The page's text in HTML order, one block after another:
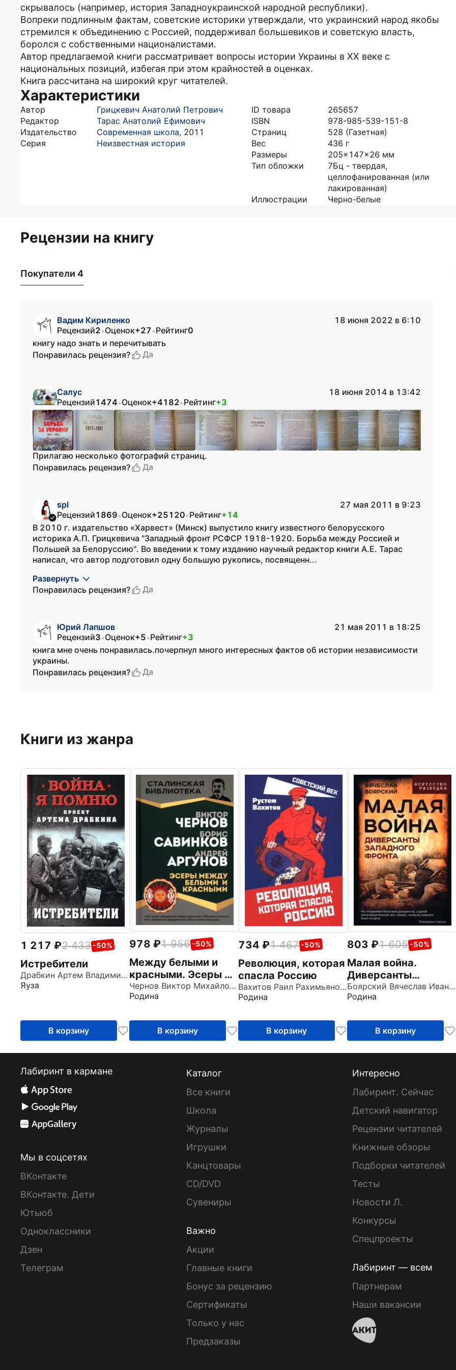
скрывалось (например, история Западноукраинской народной республики).
Вопреки подлинным фактам, советские историки утверждали, что украинский народ якобы
стремился к объединению с Россией, поддерживал большевиков и советскую власть,
боролся с собственными националистами.
Автор предлагаемой книги рассматривает вопросы истории Украины в XX веке с
национальных позиций, избегая при этом крайностей в оценках.
Книга рассчитана на широкий круг читателей.
Характеристики
Автор
Грицкевич Анатолий Петрович
Редактор
Тарас Анатолий Ефимович
Издательство
Современная школа, 2011
Серия
Неизвестная история
ID товара
265657
ISBN
978-985-539-151-8
Страниц
528 (Газетная)
Вес
436 г
Размеры
205x147x26 мм
Тип обложки
7Бц - твердая,
целлофанированная (или
лакированная)
Иллюстрации
Черно-белые
Рецензии на книгу
Покупатели 4
Вадим Кириленко
18 июня 2022 в 6:10
Рецензий2•Оценок+27•Рейтинг0
книгу надо знать и перечитывать
Понравилась рецензия?
Да
Салус
18 июня 2014 в 13:42
Рецензий1474•Оценок+4182•Рейтинг+3
Прилагаю несколько фотографий страниц.
Понравилась рецензия?
Да
spl
27 мая 2011 в 9:23
Рецензий1869•Оценок+25120•Рейтинг+14
В 2010 г. издательство «Харвест» (Минск) выпустило книгу известного белорусского
историка А.П. Грицкевича "Западный фронт РСФСР 1918-1920. Борьба между Россией и
Польшей за Белоруссию". Во введении к тому изданию научный редактор книги А.Е. Тарас
написал, что автор подготовил одну большую рукопись, посвященн...
Развернуть
Понравилась рецензия?
Да
Юрий Лапшов
21 мая 2011 в 18:25
Рецензий3•Оценок+5•Рейтинг+3
книга мне очень понравилась.почерпнул много интересных фактов об истории независимости
украины.
Понравилась рецензия?
Да
Книги из жанра
1 217 2 433 -50%
Истребители
Драбкин Артем Владимирович
Яуза
В корзину
978 1 956 -50%
Между белыми и
красными. Эсеры в
революции
Чернов Виктор Михайлович
Родина
В корзину
734 1 467 -50%
Революция, которая
спасла Россию
Вахитов Раил Рахимьянович
Родина
В корзину
803 1 605 -50%
Малая война.
Диверсанты
Западного фронта
Боярский Вячеслав Иванович
Родина
В корзину
Лабиринт в кармане
Мы в соцсетях
ВКонтакте
ВКонтакте. Дети
Ютьюб
Одноклассники
Дзен
Телеграм
Каталог
Все книги
Школа
Журналы
Игрушки
Канцтовары
CD/DVD
Сувениры
Важно
Акции
Главные книги
Бонус за рецензию
Сертификаты
Только у нас
Предзаказы
Интересно
Лабиринт. Сейчас
Детский навигатор
Рецензии читателей
Книжные обзоры
Подборки читателей
Тесты
Новости Л.
Конкурсы
Спецпроекты
Лабиринт — всем
Партнерам
Наши вакансии